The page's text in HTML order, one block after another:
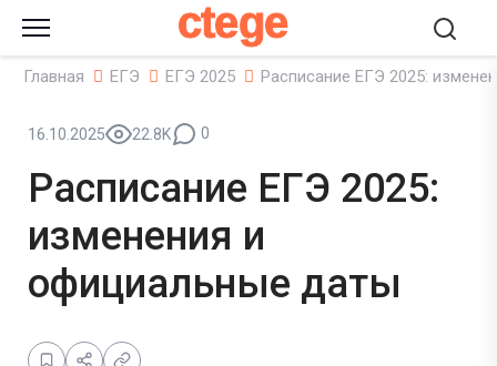
ctege
Главная ЕГЭ ЕГЭ 2025 Расписание ЕГЭ 2025:
16.10.2025 22.8K 0
Расписание ЕГЭ 2025:
изменения и
официальные даты